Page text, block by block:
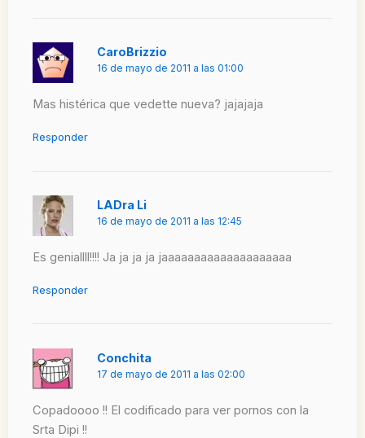
CaroBrizzio
16 de mayo de 2011 a las 01:00
Mas histérica que vedette nueva? jajajaja
Responder
LADra Li
16 de mayo de 2011 a las 12:45
Es geniallll!!!! Ja ja ja ja jaaaaaaaaaaaaaaaaaaaa
Responder
Conchita
17 de mayo de 2011 a las 02:00
Copadoooo !! El codificado para ver pornos con la
Srta Dipi !!